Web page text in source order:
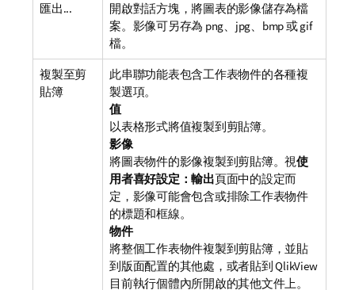
匯出...
開啟對話方塊，將圖表的影像儲存為檔
案。影像可另存為 png、jpg、bmp 或 gif
檔。
複製至剪
貼簿
此串聯功能表包含工作表物件的各種複
製選項。
值
以表格形式將值複製到剪貼簿。
影像
將圖表物件的影像複製到剪貼簿。視使
用者喜好設定：輸出頁面中的設定而
定，影像可能會包含或排除工作表物件
的標題和框線。
物件
將整個工作表物件複製到剪貼簿，並貼
到版面配置的其他處，或者貼到 QlikView
目前執行個體內所開啟的其他文件上。